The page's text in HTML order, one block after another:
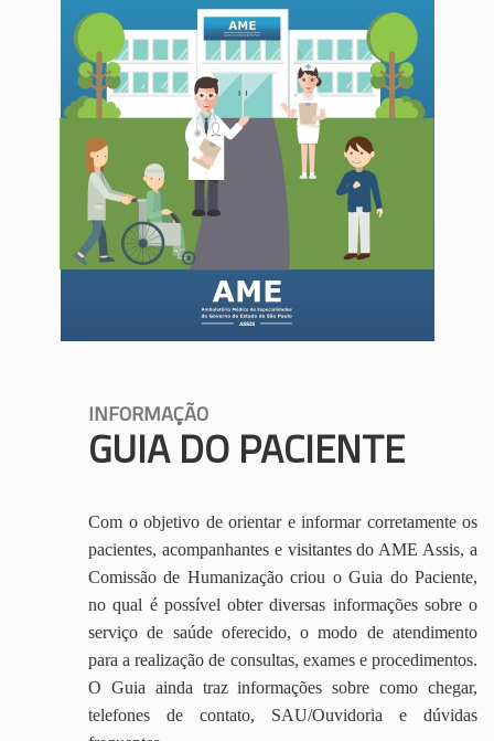
INFORMAÇÃO
GUIA DO PACIENTE
Com o objetivo de orientar e informar corretamente os
pacientes, acompanhantes e visitantes do AME Assis, a
Comissão de Humanização criou o Guia do Paciente,
no qual é possível obter diversas informações sobre o
serviço de saúde oferecido, o modo de atendimento
para a realização de consultas, exames e procedimentos.
O Guia ainda traz informações sobre como chegar,
telefones de contato, SAU/Ouvidoria e dúvidas